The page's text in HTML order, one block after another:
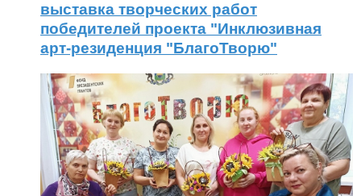
выставка творческих работ
победителей проекта "Инклюзивная
арт-резиденция "БлагоТворю"